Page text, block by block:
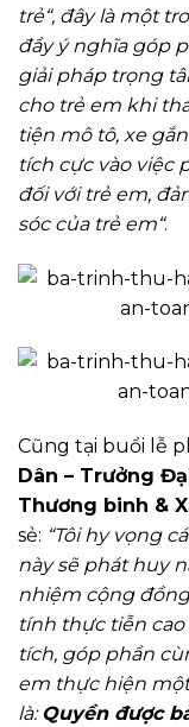
trẻ“, đây là một
đầy ý nghĩa góp
giải pháp trọng
cho trẻ em khi
tiện mô tô, xe
tích cực vào việc
đối với trẻ em,
sóc của trẻ em“.
Cũng tại buổi lễ
Dân – Trưởng
Thương binh &
sẻ: “Tôi hy vọng
này sẽ phát huy
nhiệm cộng
tính thực tiễn
tích, góp phần
em thực hiện
là:Quyền được